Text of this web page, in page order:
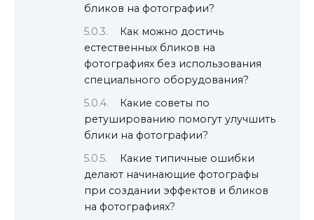
бликов на фотографии?
Как можно достичь
естественных бликов на
фотографиях без использования
специального оборудования?
Какие советы по
ретушированию помогут улучшить
блики на фотографии?
Какие типичные ошибки
делают начинающие фотографы
при создании эффектов и бликов
на фотографиях?